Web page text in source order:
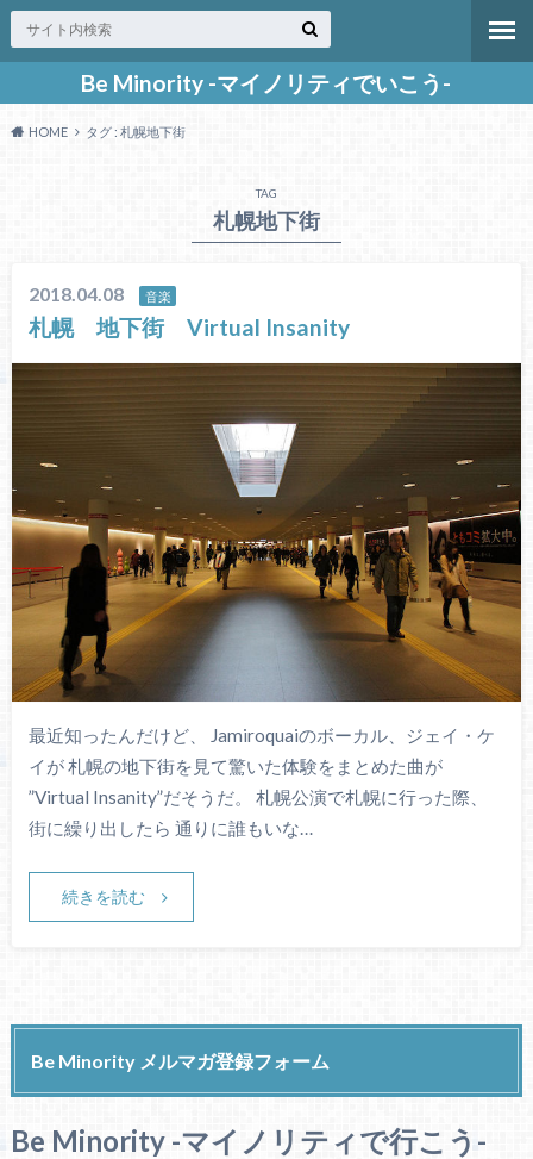
Be Minority -マイノリティでいこう-
HOME タグ : 札幌地下街
TAG
札幌地下街
2018.04.08 音楽
札幌 地下街 Virtual Insanity
最近知ったんだけど、 Jamiroquaiのボーカル、ジェイ・ケ
イが 札幌の地下街を見て驚いた体験をまとめた曲が
”Virtual Insanity”だそうだ。 札幌公演で札幌に行った際、
街に繰り出したら 通りに誰もいな…
続きを読む
Be Minority メルマガ登録フォーム
Be Minority -マイノリティで行こう-